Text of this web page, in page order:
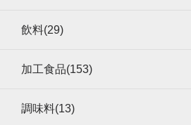
飲料(29)
加工食品(153)
調味料(13)